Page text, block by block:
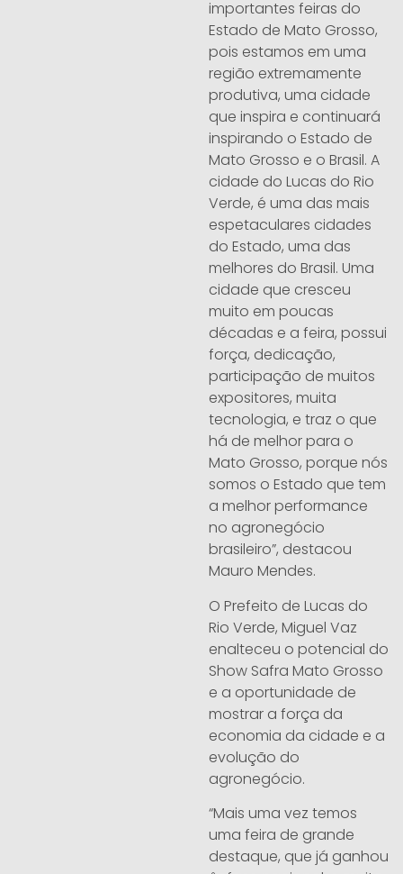
importantes feiras do
Estado de Mato Grosso,
pois estamos em uma
região extremamente
produtiva, uma cidade
que inspira e continuará
inspirando o Estado de
Mato Grosso e o Brasil. A
cidade do Lucas do Rio
Verde, é uma das mais
espetaculares cidades
do Estado, uma das
melhores do Brasil. Uma
cidade que cresceu
muito em poucas
décadas e a feira, possui
força, dedicação,
participação de muitos
expositores, muita
tecnologia, e traz o que
há de melhor para o
Mato Grosso, porque nós
somos o Estado que tem
a melhor performance
no agronegócio
brasileiro”, destacou
Mauro Mendes.
O Prefeito de Lucas do
Rio Verde, Miguel Vaz
enalteceu o potencial do
Show Safra Mato Grosso
e a oportunidade de
mostrar a força da
economia da cidade e a
evolução do
agronegócio.
“Mais uma vez temos
uma feira de grande
destaque, que já ganhou